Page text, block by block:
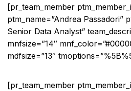
[pr_team_member
ptm_name=”Andrea Passadori”
Senior Data Analyst”
mnfsize=”14″
mdfsize=”13″
[pr_team_member